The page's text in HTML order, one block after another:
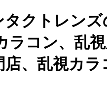
クトレン
ラコン、乱
、乱視カ